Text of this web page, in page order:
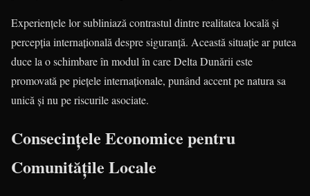
Experiențele lor subliniază contrastul dintre realitatea locală și
percepția internațională despre siguranță. Această situație ar putea
duce la o schimbare în modul în care Delta Dunării este
promovată pe piețele internaționale, punând accent pe natura sa
unică și nu pe riscurile asociate.
Consecințele Economice pentru
Comunitățile Locale